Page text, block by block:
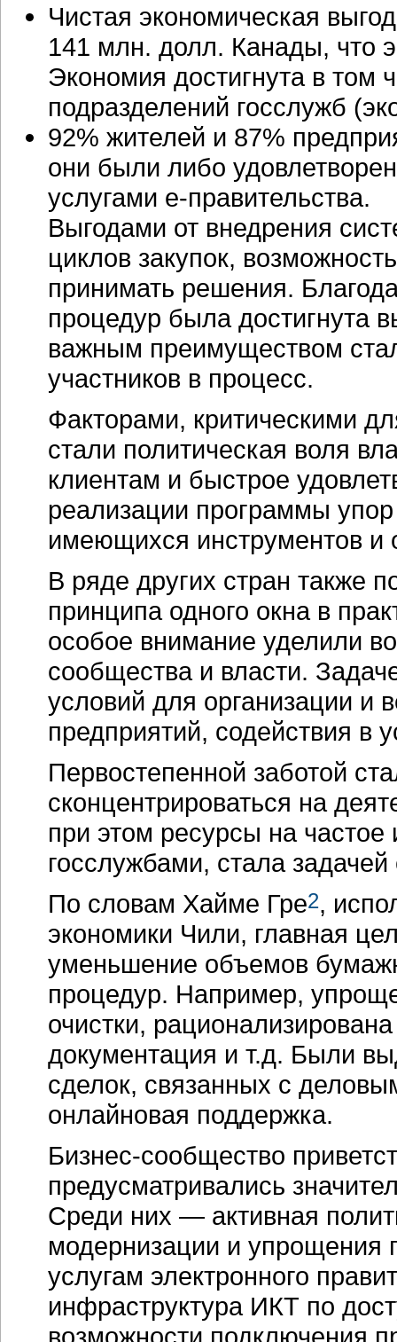
Чистая экономическая
141 млн. долл. Канады, что
Экономия достигнута в том
подразделений госслужб
92% жителей и 87%
они были либо
услугами е-правительства.
Выгодами от внедрения
циклов закупок,
принимать решения.
процедур была достигнута
важным преимуществом
участников в процесс.
Факторами, критическими
стали политическая воля
клиентам и быстрое
реализации программы
имеющихся инструментов и
В ряде других стран также
принципа одного окна в
особое внимание уделили
сообщества и власти.
условий для организации и
предприятий, содействия в
Первостепенной заботой
сконцентрироваться на
при этом ресурсы на
госслужбами, стала задачей
По словам Хайме Гре2,
экономики Чили, главная
уменьшение объемов
процедур. Например,
очистки,
документация и т.д. Были
сделок, связанных с
онлайновая поддержка.
Бизнес-сообщество
предусматривались
Среди них — активная
модернизации и упрощения
услугам электронного
инфраструктура ИКТ по